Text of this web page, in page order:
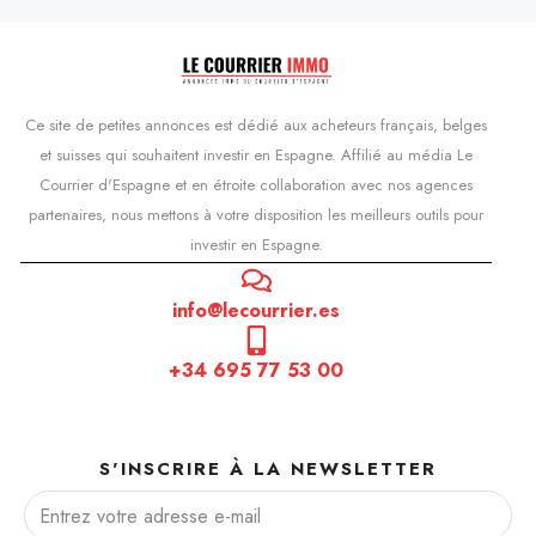
Ce site de petites annonces est dédié aux acheteurs français, belges
et suisses qui souhaitent investir en Espagne. Affilié au média Le
Courrier d'Espagne et en étroite collaboration avec nos agences
partenaires, nous mettons à votre disposition les meilleurs outils pour
investir en Espagne.
info@lecourrier.es
+34 695 77 53 00
S'INSCRIRE À LA NEWSLETTER